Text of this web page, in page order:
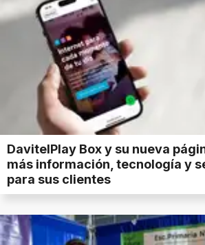
DavitelPlay Box y su nueva
más información, tecnología y
para sus clientes